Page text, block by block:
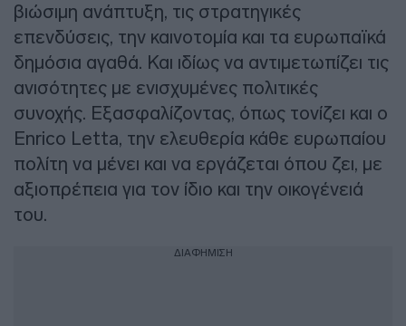
βιώσιμη ανάπτυξη, τις στρατηγικές
επενδύσεις, την καινοτομία και τα ευρωπαϊκά
δημόσια αγαθά. Και ιδίως να αντιμετωπίζει τις
ανισότητες με ενισχυμένες πολιτικές
συνοχής. Εξασφαλίζοντας, όπως τονίζει και ο
Enrico Letta, την ελευθερία κάθε ευρωπαίου
πολίτη να μένει και να εργάζεται όπου ζει, με
αξιοπρέπεια για τον ίδιο και την οικογένειά
του.
ΔΙΑΦΗΜΙΣΗ